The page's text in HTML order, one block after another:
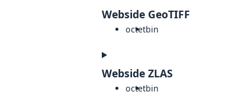
Webside GeoTIFF
octetbin
Webside ZLAS
octetbin